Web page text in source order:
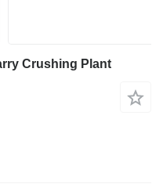
Crushing Plant